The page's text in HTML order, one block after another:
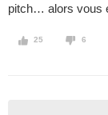
pitch… alors vous
25 6